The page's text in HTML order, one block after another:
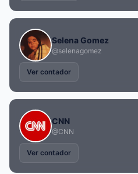
Selena Gomez
@selenagomez
Ver contador
CNN
@CNN
Ver contador